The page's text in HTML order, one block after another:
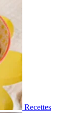
Recettes